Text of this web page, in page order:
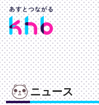
ニュース